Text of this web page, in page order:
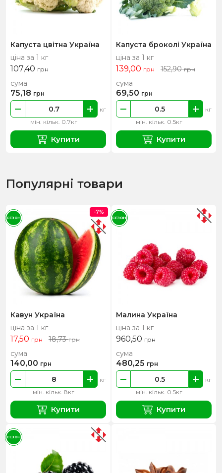
Капуста цвітна Україна
ціна за 1 кг
107,40 грн
мін. кільк. 0.7кг
кг
сума
75,18 грн
Купити
Капуста броколі Україна
ціна за 1 кг
139,00 грн 152,90грн
мін. кільк. 0.5кг
кг
сума
69,50 грн
Купити
Популярні товари
Кавун Україна
ціна за 1 кг
17,50 грн 18,73грн
мін. кільк. 8кг
кг
сума
140,00 грн
Купити
-7%
СЕЗОН
Малина Україна
ціна за 1 кг
960,50 грн
мін. кільк. 0.5кг
кг
сума
480,25 грн
Купити
СЕЗОН
СЕЗОН